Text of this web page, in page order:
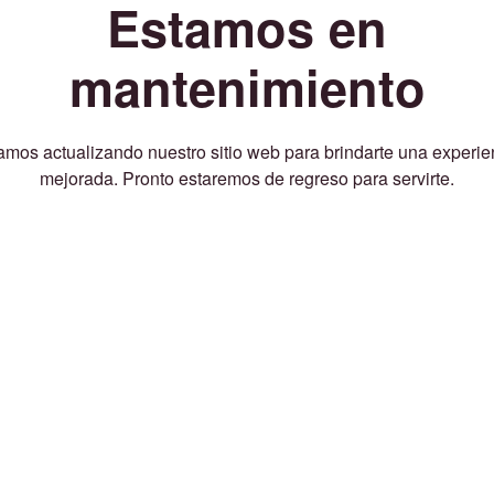
Estamos en
mantenimiento
actualizando nuestro sitio web para brindarte una
mejorada. Pronto estaremos de regreso para servirte.